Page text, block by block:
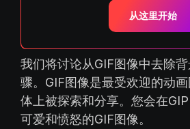
从这里开始
我们将讨论从GIF图像中去除
骤。GIF图像是最受欢迎的动
体上被探索和分享。您会在
可爱和愤怒的GIF图像。